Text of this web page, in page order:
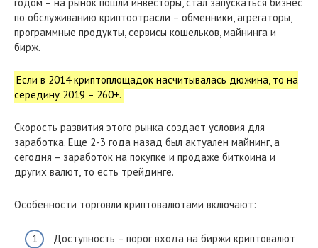
по обслуживанию криптоотрасли – обменники, агрегаторы,
программные продукты, сервисы кошельков, майнинга и
бирж.
Если в 2014 криптоплощадок насчитывалась дюжина, то на
середину 2019 – 260+.
Скорость развития этого рынка создает условия для
заработка. Еще 2-3 года назад был актуален майнинг, а
сегодня – заработок на покупке и продаже биткоина и
других валют, то есть трейдинге.
Особенности торговли криптовалютами включают:
Доступность – порог входа на биржи криптовалют